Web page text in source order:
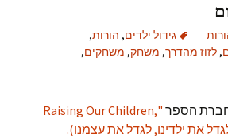
גידול ילדים, הורות,
, לזוז מהדרך, משחק, משחקים,
הספר "Raising Our Children,